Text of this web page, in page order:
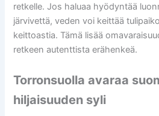
retkelle. Jos haluaa hyödyntää
järvivettä, veden voi keittää
keittoastia. Tämä lisää
retkeen autenttista erähenkeä.
Torronsuolla avaraa
hiljaisuuden syli